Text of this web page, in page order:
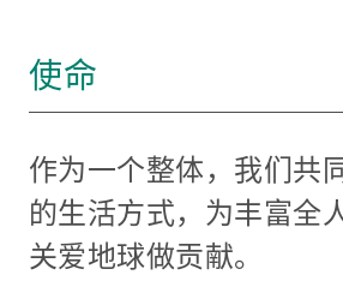
使命
作为一个整体，我们共
的生活方式，为丰富全
关爱地球做贡献。